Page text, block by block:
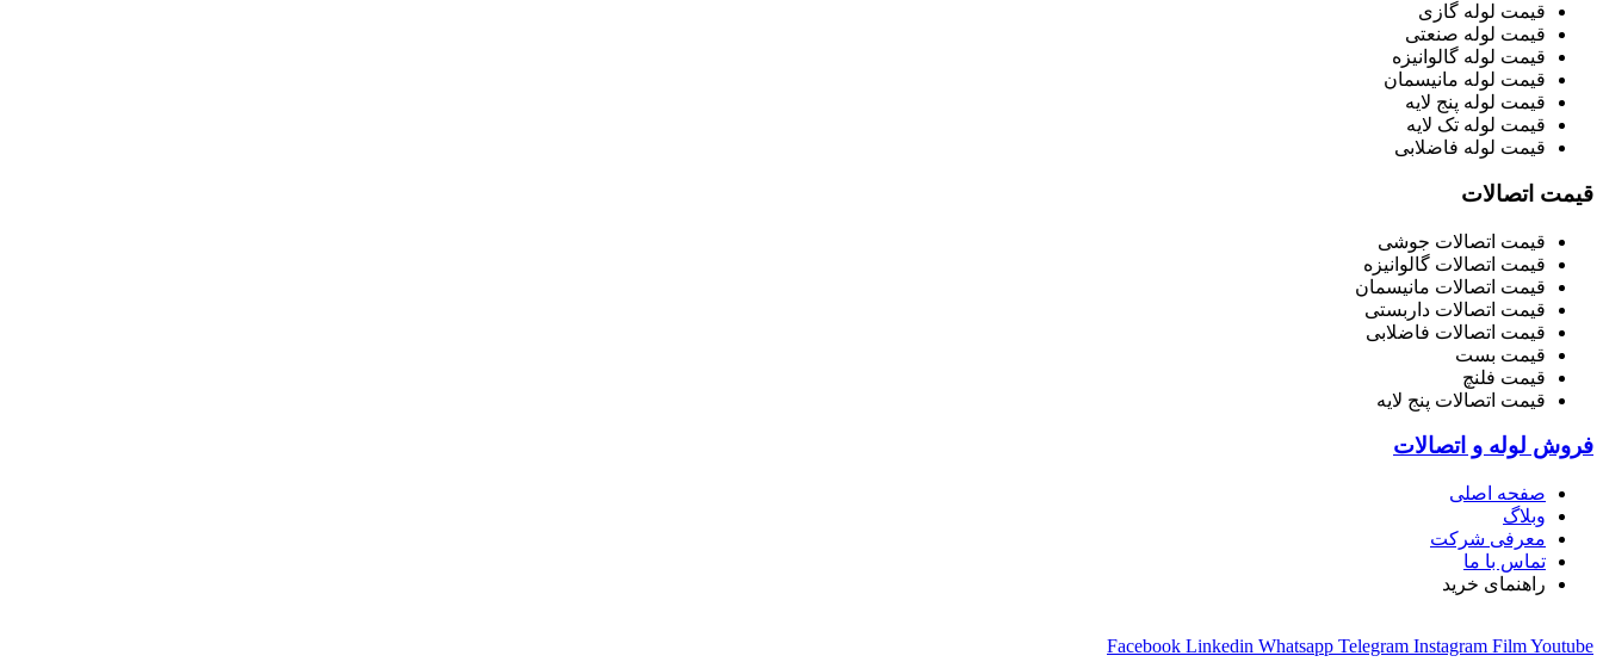
قیمت لوله گازی
قیمت لوله صنعتی
قیمت لوله گالوانیزه
قیمت لوله مانیسمان
قیمت لوله پنج لایه
قیمت لوله تک لایه
قیمت لوله فاضلابی
قیمت اتصالات
قیمت اتصالات جوشی
قیمت اتصالات گالوانیزه
قیمت اتصالات مانیسمان
قیمت اتصالات داربستی
قیمت اتصالات فاضلابی
قیمت بست
قیمت فلنچ
قیمت اتصالات پنج لایه
فروش لوله و اتصالات
صفحه اصلی
وبلاگ
معرفی شرکت
تماس با ما
راهنمای خرید
Facebook Linkedin Whatsapp Telegram Instagram FilmYoutube